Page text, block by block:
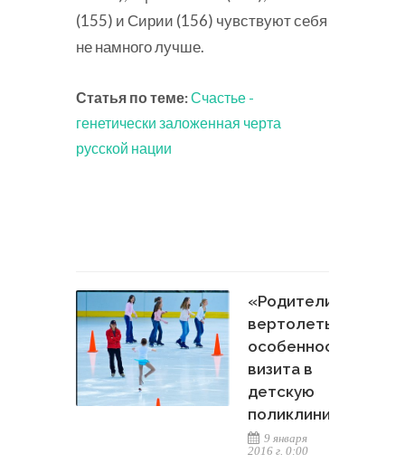
(155) и Сирии (156) чувствуют себя
не намного лучше.
Статья по теме:Счастье -
генетически заложенная черта
русской нации
«Родители-
вертолеты»:
особенности
визита в
детскую
поликлинику
9 января
2016 г. 0:00